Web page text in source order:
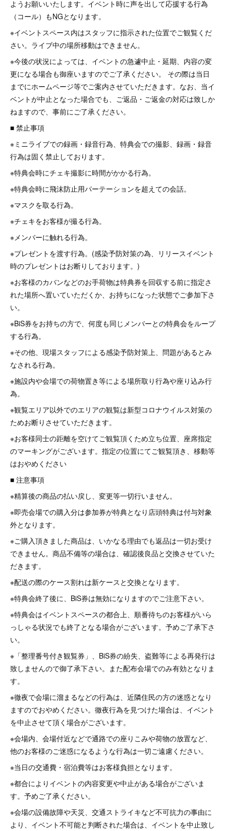
ようお願いいたします。イベント時に声を出して応援する行為
（コール）もNGとなります。
※イベントスペース内はスタッフに指示された位置でご観覧くだ
さい。ライブ中の場所移動はできません。
※今後の状況によっては、イベントの急遽中止・延期、内容の変
更になる場合も御座いますのでご了承ください。 その際は当日
までにホームページ等でご案内させていただきます。なお、当イ
ベントが中止となった場合でも、ご返品・ご返金の対応は致しか
ねますので、事前にご了承ください。
■ 禁止事項
※ミニライブでの録画・録音行為、特典会での撮影、録画・録音
行為は固く禁止しております。
※特典会時にチェキ撮影に時間がかかる行為。
※特典会時に飛沫防止用パーテーションを超えての会話。
※マスクを取る行為。
※チェキをお客様が撮る行為。
※メンバーに触れる行為。
※プレゼントを渡す行為。(感染予防対策の為、リリースイベント
時のプレゼントはお断りしております。)
※お客様のカバンなどのお手荷物は特典券を回収する前に指定さ
れた場所へ置いていただくか、お持ちになった状態でご参加下さ
い。
※BiS券をお持ちの方で、何度も同じメンバーとの特典会をループ
する行為。
※その他、現場スタッフによる感染予防対策上、問題があるとみ
なされる行為。
※施設内や会場での荷物置き等による場所取り行為や座り込み行
為。
※観覧エリア以外でのエリアの観覧は新型コロナウイルス対策の
ためお断りさせていただきます。
※お客様同士の距離を空けてご観覧頂くため立ち位置、座席指定
のマーキングがございます。指定の位置にてご観覧頂き、移動等
はおやめください
■ 注意事項
※精算後の商品の払い戻し、変更等一切行いません。
※即売会場での購入分は参加券が特典となり店頭特典は付与対象
外となります。
※ご購入頂きました商品は、いかなる理由でも返品は一切お受け
できません。商品不備等の場合は、確認後良品と交換させていた
だきます。
※配送の際のケース割れは新ケースと交換となります。
※特典会終了後に、BiS券は無効になりますのでご注意下さい。
※特典会はイベントスペースの都合上、順番待ちのお客様がいら
っしゃる状況でも終了となる場合がございます。予めご了承下さ
い。
※「整理番号付き観覧券」、BiS券の紛失、盗難等による再発行は
致しませんので御了承下さい。また配布会場でのみ有効となりま
す。
※徹夜で会場に溜まるなどの行為は、近隣住民の方の迷惑となり
ますのでおやめください。徹夜行為を見つけた場合は、イベント
を中止させて頂く場合がございます。
※会場内、会場付近などで通路での座りこみや荷物の放置など、
他のお客様のご迷惑になるような行為は一切ご遠慮ください。
※当日の交通費・宿泊費等はお客様負担となります。
※都合によりイベントの内容変更や中止がある場合がございま
す。予めご了承ください。
※会場の設備故障や天災、交通ストライキなど不可抗力の事由に
より、イベント不可能と判断された場合は、イベントを中止致し